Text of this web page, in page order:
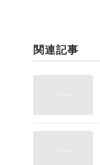
関連記事